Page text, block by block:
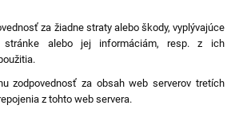
za žiadne straty alebo škody, vyplývajúce
alebo jej informáciám, resp. z ich
zodpovednosť za obsah web serverov tretích
z tohto web servera.